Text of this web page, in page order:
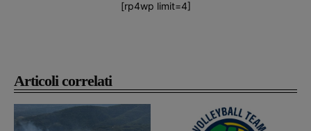
Articoli correlati
[rp4wp limit=4]